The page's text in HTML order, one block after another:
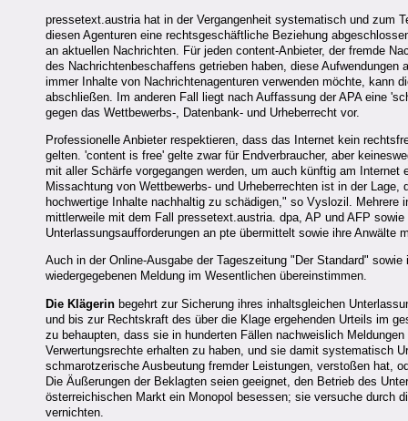
pressetext.austria hat in der Vergangenheit systematisch und zum
diesen Agenturen eine rechtsgeschäftliche Beziehung
an aktuellen Nachrichten. Für jeden content-Anbieter, der fremde
des Nachrichtenbeschaffens getrieben haben, diese
immer Inhalte von Nachrichtenagenturen verwenden möchte, kann
abschließen. Im anderen Fall liegt nach Auffassung der APA eine
gegen das Wettbewerbs-, Datenbank- und Urheberrecht vor.
Professionelle Anbieter respektieren, dass das Internet kein
gelten. 'content is free' gelte zwar für Endverbraucher, aber
mit aller Schärfe vorgegangen werden, um auch künftig am
Missachtung von Wettbewerbs- und Urheberrechten ist in der
hochwertige Inhalte nachhaltig zu schädigen," so Vyslozil. Mehrere
mittlerweile mit dem Fall pressetext.austria. dpa, AP und AFP
Unterlassungsaufforderungen an pte übermittelt sowie ihre
Auch in der Online-Ausgabe der Tageszeitung "Der Standard"
wiedergegebenen Meldung im Wesentlichen übereinstimmen.
Die Klägerin begehrt zur Sicherung ihres inhaltsgleichen
und bis zur Rechtskraft des über die Klage ergehenden Urteils im
zu behaupten, dass sie in hunderten Fällen nachweislich
Verwertungsrechte erhalten zu haben, und sie damit systematisch
schmarotzerische Ausbeutung fremder Leistungen, verstoßen hat,
Die Äußerungen der Beklagten seien geeignet, den Betrieb des
österreichischen Markt ein Monopol besessen; sie versuche durch
vernichten.